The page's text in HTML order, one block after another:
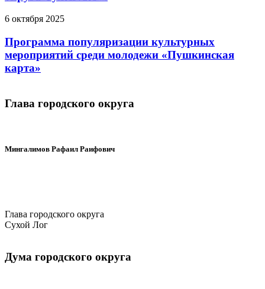
6 октября 2025
Программа популяризации культурных
мероприятий среди молодежи «Пушкинская
карта»
Глава городского округа
Мингалимов Рафаил Раифович
Глава городского округа
Сухой Лог
Дума городского округа